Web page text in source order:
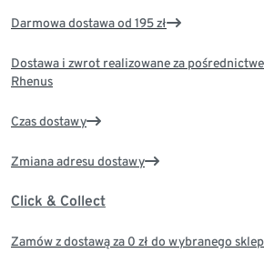
Darmowa dostawa od 195 zł
Dostawa i zwrot realizowane za
Rhenus
Czas dostawy
Zmiana adresu dostawy
Click & Collect
Zamów z dostawą za 0 zł do wybranego